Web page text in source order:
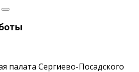
палата Сергиево-Посадского